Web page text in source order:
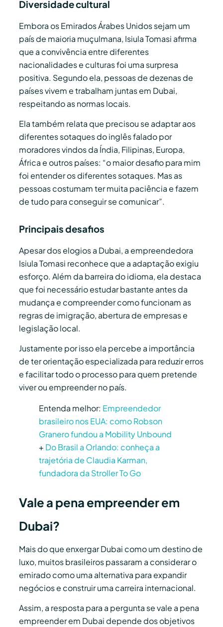
Diversidade cultural
Embora os Emirados Árabes Unidos sejam um
país de maioria muçulmana, Isiula Tomasi afirma
que a convivência entre diferentes
nacionalidades e culturas foi uma surpresa
positiva. Segundo ela, pessoas de dezenas de
países vivem e trabalham juntas em Dubai,
respeitando as normas locais.
Ela também relata que precisou se adaptar aos
diferentes sotaques do inglês falado por
moradores vindos da Índia, Filipinas, Europa,
África e outros países: “o maior desafio para mim
foi entender os diferentes sotaques. Mas as
pessoas costumam ter muita paciência e fazem
de tudo para conseguir se comunicar”.
Principais desafios
Apesar dos elogios a Dubai, a empreendedora
Isiula Tomasi reconhece que a adaptação exigiu
esforço. Além da barreira do idioma, ela destaca
que foi necessário estudar bastante antes da
mudança e compreender como funcionam as
regras de imigração, abertura de empresas e
legislação local.
Justamente por isso ela percebe a importância
de ter orientação especializada para reduzir erros
e facilitar todo o processo para quem pretende
viver ou empreender no país.
Entenda melhor: Empreendedor
brasileiro nos EUA: como Robson
Granero fundou a Mobility Unbound
+ Do Brasil a Orlando: conheça a
trajetória de Claudia Karman,
fundadora da Stroller To Go
Vale a pena empreender em
Dubai?
Mais do que enxergar Dubai como um destino de
luxo, muitos brasileiros passaram a considerar o
emirado como uma alternativa para expandir
negócios e construir uma carreira internacional.
Assim, a resposta para a pergunta se vale a pena
empreender em Dubai depende dos objetivos